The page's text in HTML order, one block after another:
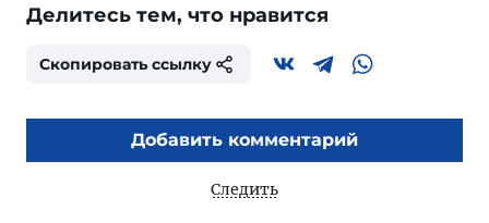
Делитесь тем, что нравится
Скопировать ссылку
Добавить комментарий
Следить